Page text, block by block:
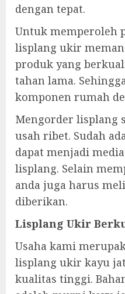
dengan tepat.
Untuk memperoleh
lisplang ukir
produk yang
tahan lama.
komponen rumah
Mengorder lisplang
usah ribet. Sudah
dapat menjadi
lisplang. Selain
anda juga harus
diberikan.
Lisplang Ukir
Usaha kami
lisplang ukir kayu
kualitas tinggi.